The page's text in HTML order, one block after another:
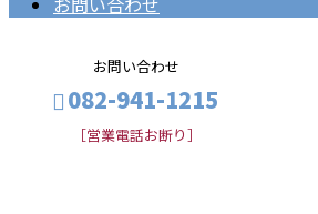
お問い合わせ
082-941-1215
［営業電話お断り］